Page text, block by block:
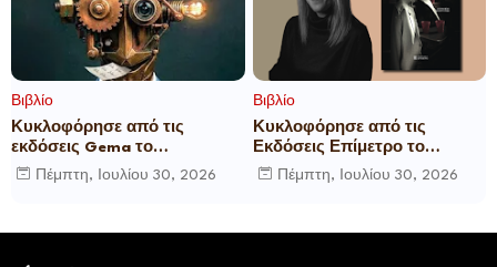
Βιβλίο
Κυκλοφόρησε από τις
εκδόσεις Gema το
μυθιστόρημα του γνωστού
δημοσιογράφου Γεώργιου Θ.
Πέμπτη, Ιουλίου 30, 2026
Βιβλίο
Κυκλοφόρησε από τις
Εκδόσεις Επίμετρο το
αστυνομικό μυθιστόρημα της
Κατερίνας Πανούση Οι ρόλοι
Πέμπτη, Ιουλίου 30, 2026